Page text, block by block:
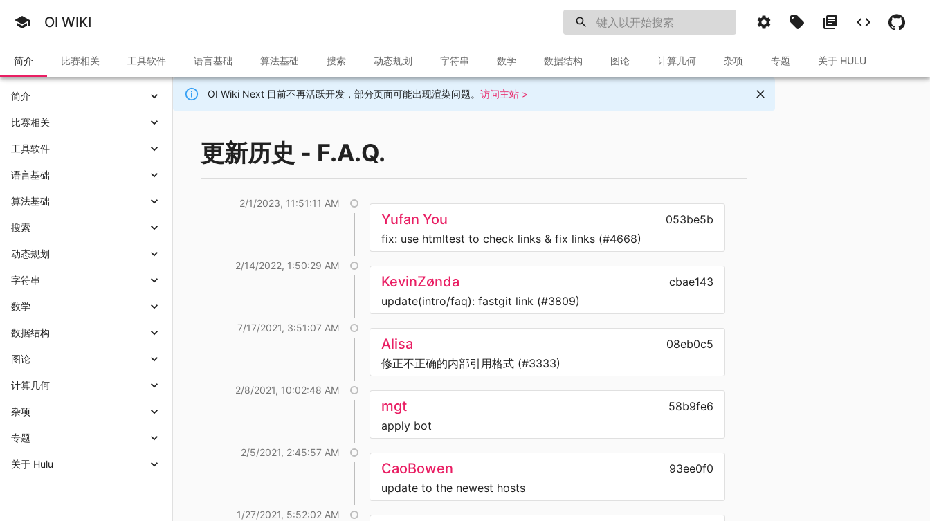
OI WIKI
简介 比赛相关 工具软件 语言基础 算法基础 搜索 动态规划 字符串 数学 数据结构 图论 计算几何 杂项 专题 关于 HULU
简介
比赛相关
工具软件
语言基础
算法基础
搜索
动态规划
字符串
数学
数据结构
图论
计算几何
杂项
专题
关于 Hulu
OI Wiki Next 目前不再活跃开发，部分页面可能出现渲染问题。 访问主站 >
更新历史 - F.A.Q.
2/1/2023, 11:51:11 AM
Yufan You
053be5b
fix: use htmltest to check links & fix links (#4668)
2/14/2022, 1:50:29 AM
KevinZønda
cbae143
update(intro/faq): fastgit link (#3809)
7/17/2021, 3:51:07 AM
Alisa
08eb0c5
修正不正确的内部引用格式 (#3333)
2/8/2021, 10:02:48 AM
mgt
58b9fe6
apply bot
2/5/2021, 2:45:57 AM
CaoBowen
93ee0f0
update to the newest hosts
1/27/2021, 5:52:02 AM